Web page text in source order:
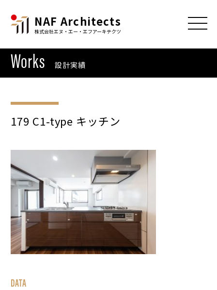
NAF Architects
株式会社エヌ・エー・エフアーキテクツ
Works 設計実績
179 C1-type キッチン
DATA